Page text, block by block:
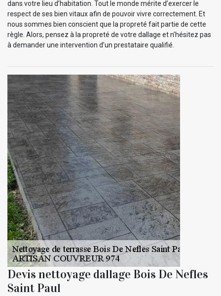
dans votre lieu d’habitation. Tout le monde mérite d’exercer le
respect de ses bien vitaux afin de pouvoir vivre correctement. Et
nous sommes bien conscient que la propreté fait partie de cette
règle. Alors, pensez à la propreté de votre dallage et n’hésitez pas
à demander une intervention d’un prestataire qualifié.
Devis nettoyage dallage Bois De Nefles
Saint Paul